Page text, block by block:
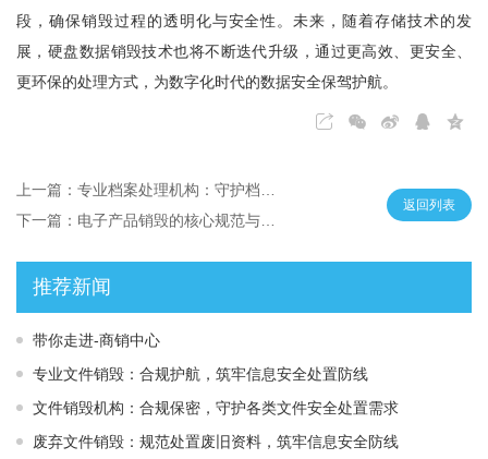
段，确保销毁过程的透明化与安全性。未来，随着存储技术的发
展，硬盘数据销毁技术也将不断迭代升级，通过更高效、更安全、
更环保的处理方式，为数字化时代的数据安全保驾护航。
返回列表
推荐新闻
带你走进-商销中心
专业文件销毁：合规护航，筑牢信息安全处置防线
文件销毁机构：合规保密，守护各类文件安全处置需求
废弃文件销毁：规范处置废旧资料，筑牢信息安全防线